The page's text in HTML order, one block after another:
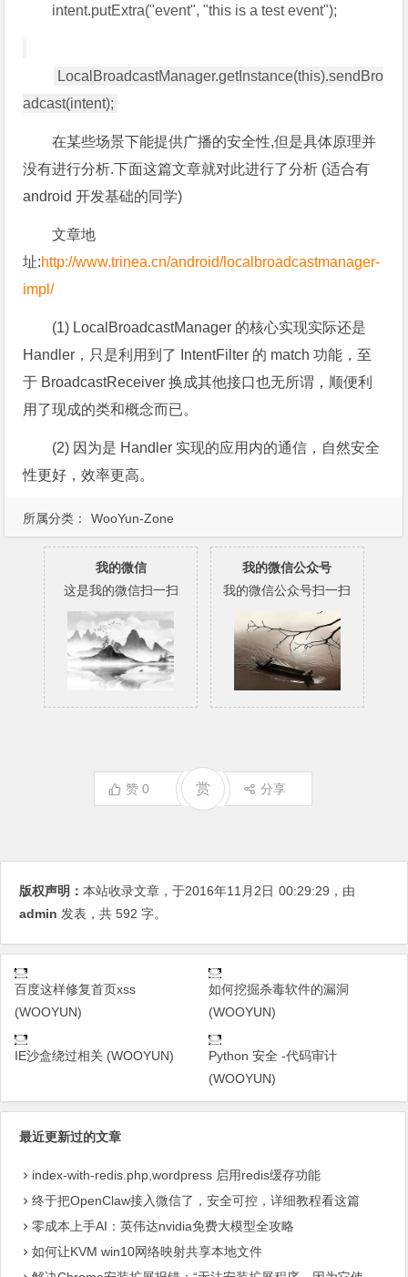
所属分类： WooYun-Zone
intent.putExtra("event", "this is a test event");
LocalBroadcastManager.getInstance(this).sendBro
adcast(intent);
在某些场景下能提供广播的安全性,但是具体原理并
没有进行分析.下面这篇文章就对此进行了分析 (适合有
android 开发基础的同学)
文章地
址:http://www.trinea.cn/android/localbroadcastmanager-
impl/
(1) LocalBroadcastManager 的核心实现实际还是
Handler，只是利用到了 IntentFilter 的 match 功能，至
于 BroadcastReceiver 换成其他接口也无所谓，顺便利
用了现成的类和概念而已。
(2) 因为是 Handler 实现的应用内的通信，自然安全
性更好，效率更高。
我的微信
这是我的微信扫一扫
我的微信公众号
我的微信公众号扫一扫
赞 0 赏 分享
版权声明： 本站收录文章，于2016年11月2日 00:29:29 ，由
admin 发表，共 592 字。
百度这样修复首页xss
(WOOYUN)
如何挖掘杀毒软件的漏洞
(WOOYUN)
IE沙盒绕过相关 (WOOYUN)
Python 安全 -代码审计
(WOOYUN)
最近更新过的文章
index-with-redis.php,wordpress 启用redis缓存功能
终于把OpenClaw接入微信了，安全可控，详细教程看这篇
零成本上手AI：英伟达nvidia免费大模型全攻略
如何让KVM win10网络映射共享本地文件